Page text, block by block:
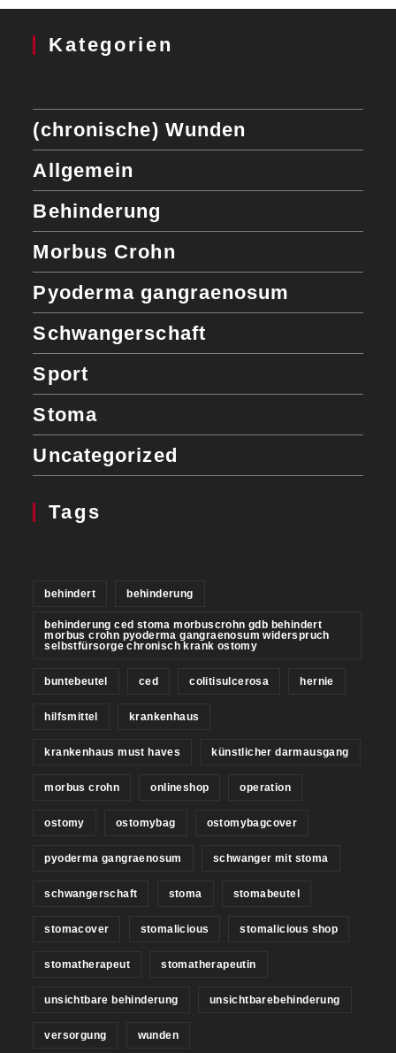
Kategorien
(chronische) Wunden
Allgemein
Behinderung
Morbus Crohn
Pyoderma gangraenosum
Schwangerschaft
Sport
Stoma
Uncategorized
Tags
behindert behinderung
behinderung ced stoma morbuscrohn gdb behindert
morbus crohn pyoderma gangraenosum widerspruch
selbstfürsorge chronisch krank ostomy
buntebeutel ced colitisulcerosa hernie
hilfsmittel krankenhaus
krankenhaus must haves künstlicher darmausgang
morbus crohn onlineshop operation
ostomy ostomybag ostomybagcover
pyoderma gangraenosum schwanger mit stoma
schwangerschaft stoma stomabeutel
stomacover stomalicious stomalicious shop
stomatherapeut stomatherapeutin
unsichtbare behinderung unsichtbarebehinderung
versorgung wunden